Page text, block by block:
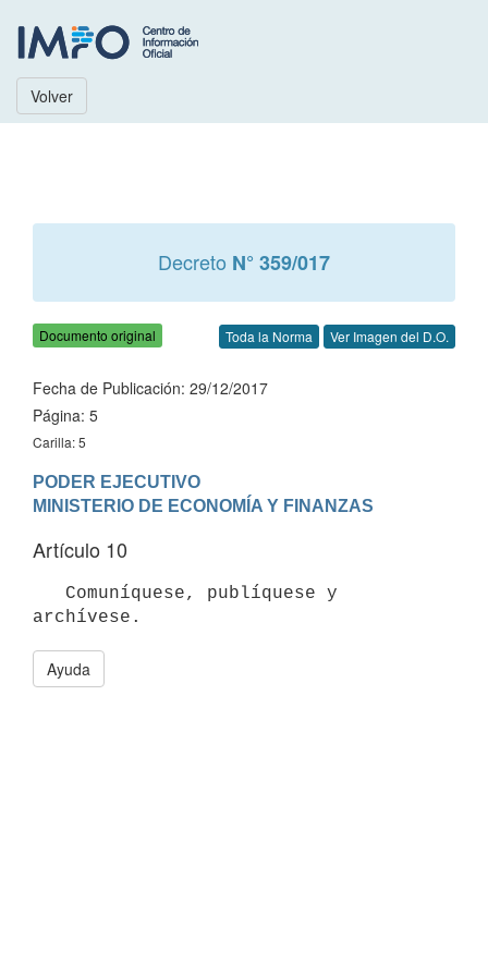
Volver
Decreto N° 359/017
Documento original Toda la Norma Ver Imagen del D.O.
Fecha de Publicación: 29/12/2017
Página: 5
Carilla: 5
PODER EJECUTIVO
Artículo 10
Ayuda